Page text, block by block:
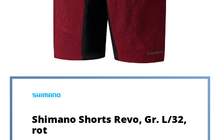
Shimano Shorts Revo, Gr. L/32,
rot